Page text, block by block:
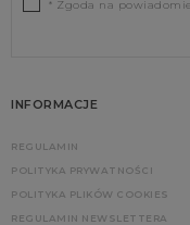
* Zgoda na
INFORMACJE
REGULAMIN
POLITYKA PRYWATNOŚCI
POLITYKA PLIKÓW COOKIES
REGULAMIN NEWSLETTERA